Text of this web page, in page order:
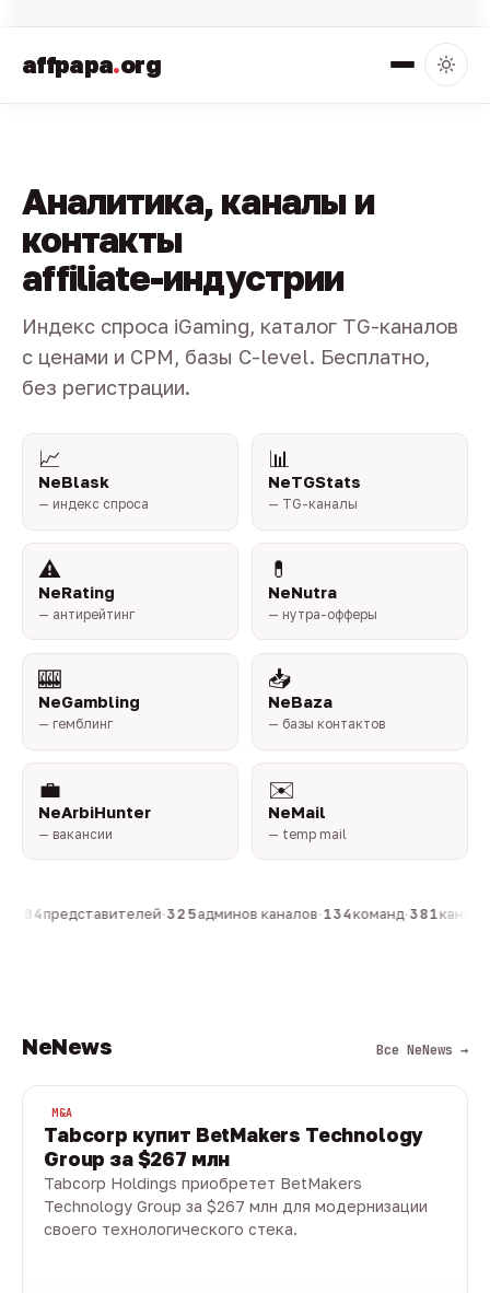
affpapa.org
Аналитика, каналы и
контакты
affiliate-индустрии
Индекс спроса iGaming, каталог TG-каналов
с ценами и CPM, базы C-level. Бесплатно,
без регистрации.
📈
NeBlask
— индекс спроса
📊
NeTGStats
— TG-каналы
⚠️
NeRating
— антирейтинг
💊
NeNutra
— нутра-офферы
🎰
NeGambling
— гемблинг
📥
NeBaza
— базы контактов
💼
NeArbiHunter
— вакансии
✉️
NeMail
— temp mail
804представителей·325админов каналов·134команд·381каналов
NeNews Все NeNews →
M&A
Tabcorp купит BetMakers Technology
Group за $267 млн
Tabcorp Holdings приобретет BetMakers
Technology Group за $267 млн для модернизации
своего технологического стека.